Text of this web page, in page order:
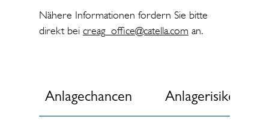
Nähere Informationen fordern Sie bitte
direkt bei creag_office@catella.com an.
Anlagechancen Anlagerisiken